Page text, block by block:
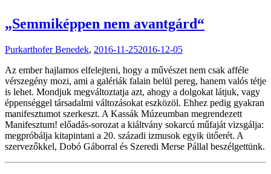
„Semmiképpen nem avantgárd“
Purkarthofer Benedek, 2016-11-252016-12-05
Az ember hajlamos elfelejteni, hogy a művészet nem csak afféle
vérszegény mozi, ami a galériák falain belül pereg, hanem valós tétje
is lehet. Mondjuk megváltoztatja azt, ahogy a dolgokat látjuk, vagy
éppenséggel társadalmi változásokat eszközöl. Ehhez pedig gyakran
manifesztumot szerkeszt. A Kassák Múzeumban megrendezett
Manifesztum! előadás-sorozat a kiáltvány sokarcú műfaját vizsgálja:
megpróbálja kitapintani a 20. századi izmusok egyik ütőerét. A
szervezőkkel, Dobó Gáborral és Szeredi Merse Pállal beszélgettünk.